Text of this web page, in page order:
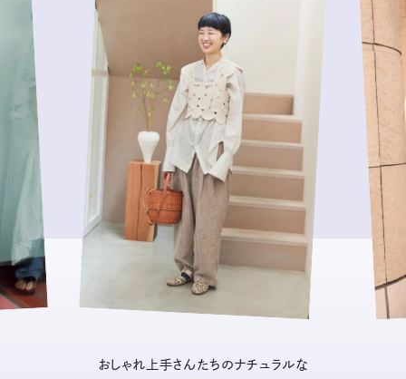
おしゃれ上手さんたちのナチュラルな